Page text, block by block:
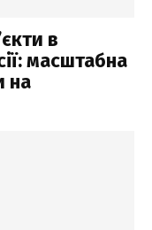
в
масштабна
на